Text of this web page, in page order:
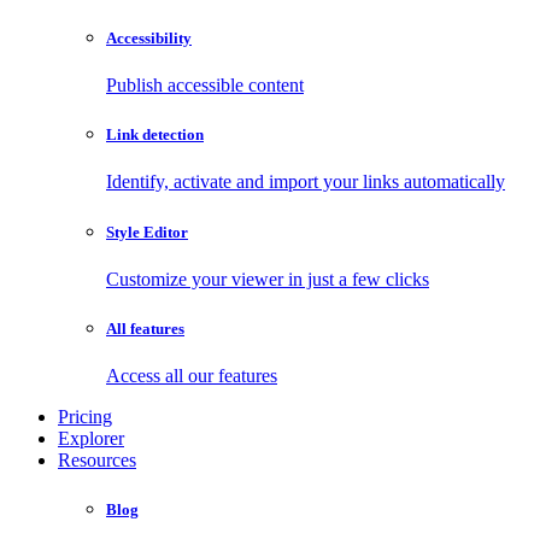
Accessibility
Publish accessible content
Link detection
Identify, activate and import your links automatically
Style Editor
Customize your viewer in just a few clicks
All features
Access all our features
Pricing
Explorer
Resources
Blog